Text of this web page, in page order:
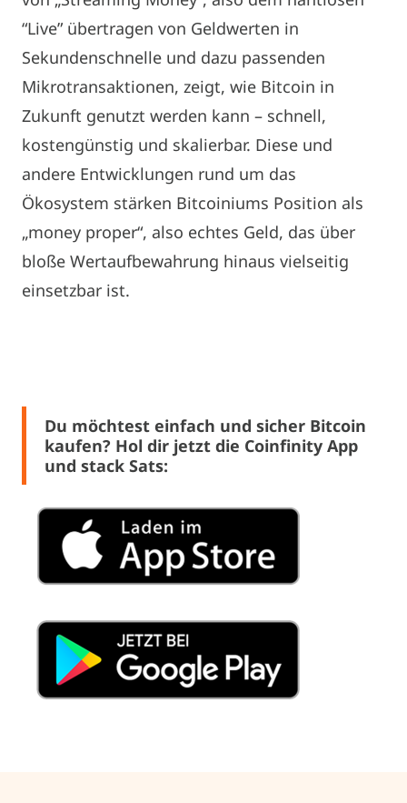
“Live” übertragen von Geldwerten in
Sekundenschnelle und dazu passenden
Mikrotransaktionen, zeigt, wie Bitcoin in
Zukunft genutzt werden kann – schnell,
kostengünstig und skalierbar. Diese und
andere Entwicklungen rund um das
Ökosystem stärken Bitcoiniums Position als
„money proper“, also echtes Geld, das über
bloße Wertaufbewahrung hinaus vielseitig
einsetzbar ist.
Du möchtest einfach und sicher Bitcoin
kaufen? Hol dir jetzt die Coinfinity App
und stack Sats: